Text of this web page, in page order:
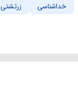
خداشناسی زرتشتی